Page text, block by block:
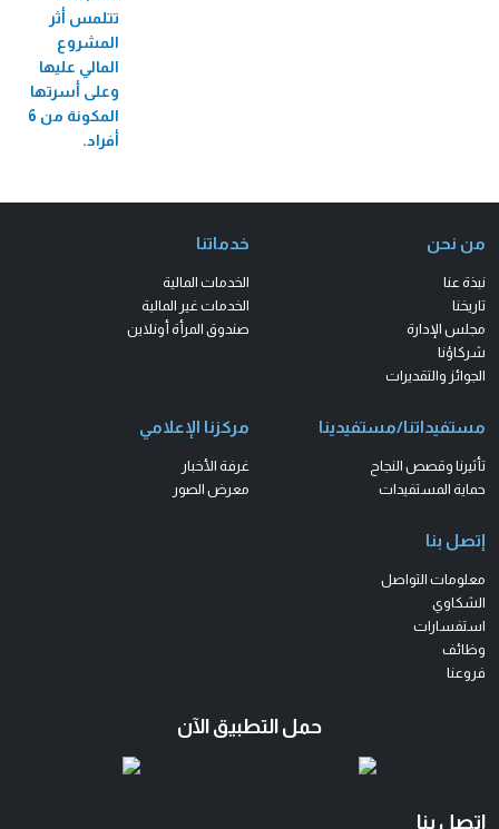
تتلمس أثر
المشروع
المالي عليها
وعلى أسرتها
المكونة من 6
أفراد.
من نحن
نبذة عنا
تاريخنا
مجلس الإدارة
شركاؤنا
الجوائز والتقديرات
خدماتنا
الخدمات المالية
الخدمات غير المالية
صندوق المرأة أونلاين
مستفيداتنا/مستفيدينا
تأثيرنا وقصص النجاح
حماية المستفيدات
مركزنا الإعلامي
غرفة الأخبار
معرض الصور
إتصل بنا
معلومات التواصل
الشكاوي
استفسارات
وظائف
فروعنا
حمل التطبيق الآن
اتصل بنا